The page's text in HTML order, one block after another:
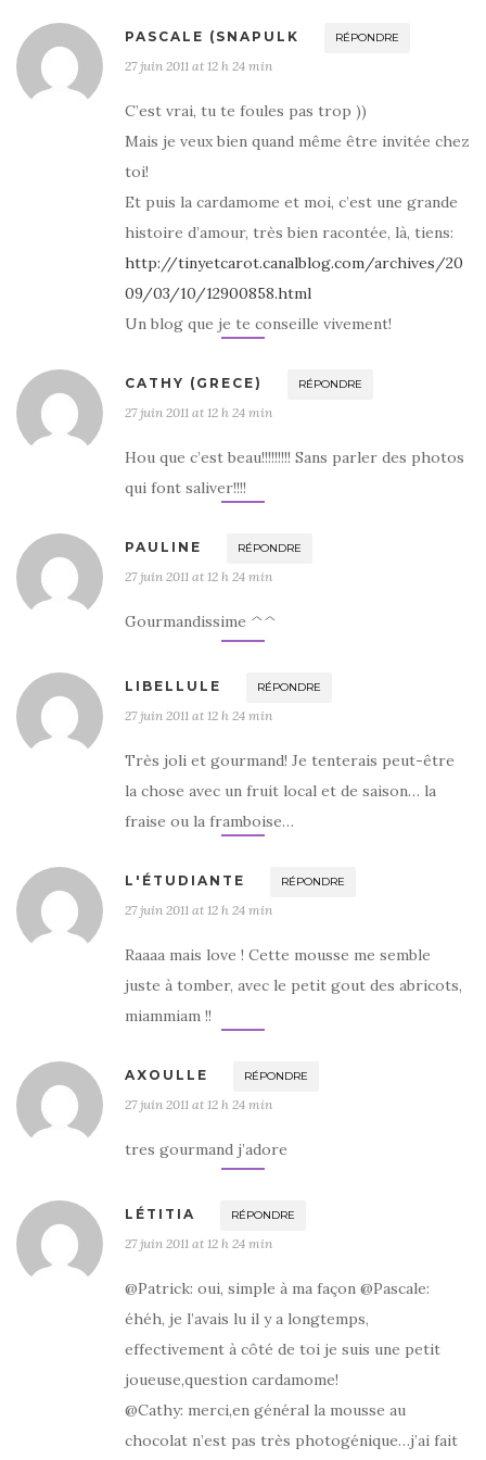
PASCALE (SNAPULK RÉPONDRE
27 juin 2011 at 12 h 24 min
C’est vrai, tu te foules pas trop ))
Mais je veux bien quand même être invitée chez
toi!
Et puis la cardamome et moi, c’est une grande
histoire d’amour, très bien racontée, là, tiens:
http://tinyetcarot.canalblog.com/archives/20
09/03/10/12900858.html
Un blog que je te conseille vivement!
CATHY (GRECE) RÉPONDRE
27 juin 2011 at 12 h 24 min
Hou que c’est beau!!!!!!!!! Sans parler des photos
qui font saliver!!!!
PAULINE RÉPONDRE
27 juin 2011 at 12 h 24 min
Gourmandissime ^^
LIBELLULE RÉPONDRE
27 juin 2011 at 12 h 24 min
Très joli et gourmand! Je tenterais peut-être
la chose avec un fruit local et de saison… la
fraise ou la framboise…
L'ÉTUDIANTE RÉPONDRE
27 juin 2011 at 12 h 24 min
Raaaa mais love ! Cette mousse me semble
juste à tomber, avec le petit gout des abricots,
miammiam !!
AXOULLE RÉPONDRE
27 juin 2011 at 12 h 24 min
tres gourmand j’adore
LÉTITIA RÉPONDRE
27 juin 2011 at 12 h 24 min
@Patrick: oui, simple à ma façon @Pascale:
éhéh, je l’avais lu il y a longtemps,
effectivement à côté de toi je suis une petit
joueuse,question cardamome!
@Cathy: merci,en général la mousse au
chocolat n’est pas très photogénique…j’ai fait